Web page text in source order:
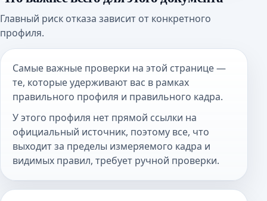
Главный риск отказа зависит от конкретного
профиля.
Самые важные проверки на этой странице —
те, которые удерживают вас в рамках
правильного профиля и правильного кадра.
У этого профиля нет прямой ссылки на
официальный источник, поэтому все, что
выходит за пределы измеряемого кадра и
видимых правил, требует ручной проверки.